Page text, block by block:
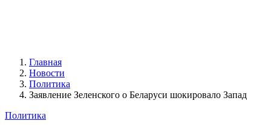
Главная
Новости
Политика
Заявление Зеленского о Беларуси шокировало Запад
Политика